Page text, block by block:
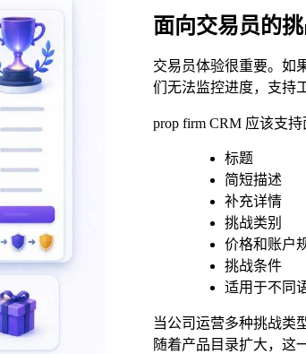
面向交易员的
交易员体验很重要。如
们无法监控进度，支持
prop firm CRM 应该支
标题
简短描述
补充详情
挑战类别
价格和账户
挑战条件
适用于不同
当公司运营多种挑战类
随着产品目录扩大，这